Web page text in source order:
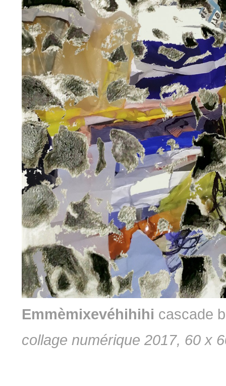
Emmèmixevéhihihi cascade
collage numérique 2017, 60 x